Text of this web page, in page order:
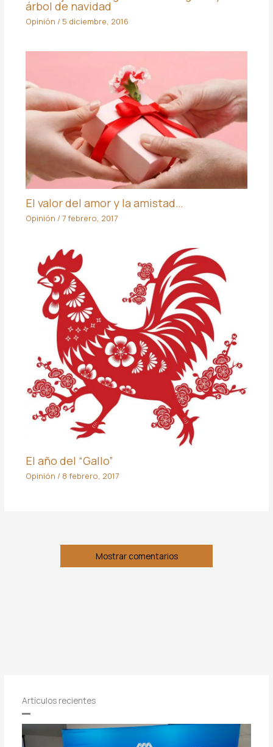
árbol de navidad
Opinión / 5 diciembre, 2016
El valor del amor y la amistad…
Opinión / 7 febrero, 2017
El año del “Gallo”
Opinión / 8 febrero, 2017
Mostrar comentarios
Artículos recientes